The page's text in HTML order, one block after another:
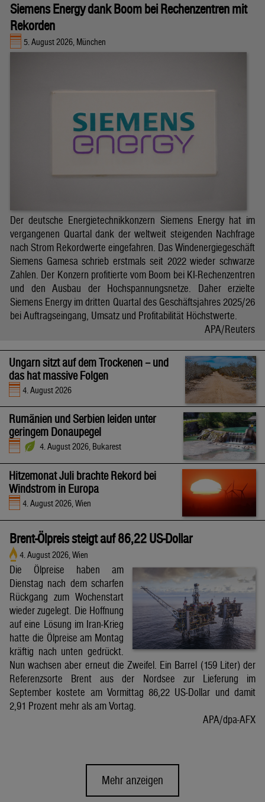
Siemens Energy dank Boom bei Rechenzentren mit
Rekorden
5. August 2026, München
Der deutsche Energietechnikkonzern Siemens Energy hat im
vergangenen Quartal dank der weltweit steigenden Nachfrage
nach Strom Rekordwerte eingefahren. Das Windenergiegeschäft
Siemens Gamesa schrieb erstmals seit 2022 wieder schwarze
Zahlen. Der Konzern profitierte vom Boom bei KI-Rechenzentren
und den Ausbau der Hochspannungsnetze. Daher erzielte
Siemens Energy im dritten Quartal des Geschäftsjahres 2025/26
bei Auftragseingang, Umsatz und Profitabilität Höchstwerte.
APA/Reuters
Ungarn sitzt auf dem Trockenen – und
das hat massive Folgen
4. August 2026
Rumänien und Serbien leiden unter
geringem Donaupegel
4. August 2026, Bukarest
Hitzemonat Juli brachte Rekord bei
Windstrom in Europa
4. August 2026, Wien
Brent-Ölpreis steigt auf 86,22 US-Dollar
4. August 2026, Wien
Die Ölpreise haben am
Dienstag nach dem scharfen
Rückgang zum Wochenstart
wieder zugelegt. Die Hoffnung
auf eine Lösung im Iran-Krieg
hatte die Ölpreise am Montag
kräftig nach unten gedrückt.
Nun wachsen aber erneut die Zweifel. Ein Barrel (159 Liter) der
Referenzsorte Brent aus der Nordsee zur Lieferung im
September kostete am Vormittag 86,22 US-Dollar und damit
2,91 Prozent mehr als am Vortag.
APA/dpa-AFX
Mehr anzeigen